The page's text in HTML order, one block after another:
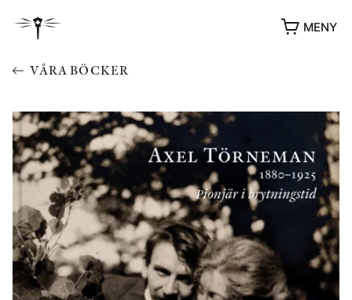
MENY
YUKIKO OCH PATRIK MÖTER
STOLPE STORIES
VÅRA BÖCKER